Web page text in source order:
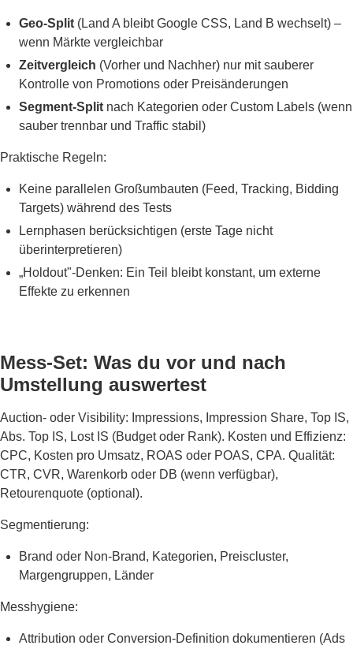
Geo-Split (Land A bleibt Google CSS, Land B wechselt) –
wenn Märkte vergleichbar
Zeitvergleich (Vorher und Nachher) nur mit sauberer
Kontrolle von Promotions oder Preisänderungen
Segment-Split nach Kategorien oder Custom Labels (wenn
sauber trennbar und Traffic stabil)
Praktische Regeln:
Keine parallelen Großumbauten (Feed, Tracking, Bidding
Targets) während des Tests
Lernphasen berücksichtigen (erste Tage nicht
überinterpretieren)
„Holdout"-Denken: Ein Teil bleibt konstant, um externe
Effekte zu erkennen
Mess-Set: Was du vor und nach
Umstellung auswertest
Auction- oder Visibility: Impressions, Impression Share, Top IS,
Abs. Top IS, Lost IS (Budget oder Rank). Kosten und Effizienz:
CPC, Kosten pro Umsatz, ROAS oder POAS, CPA. Qualität:
CTR, CVR, Warenkorb oder DB (wenn verfügbar),
Retourenquote (optional).
Segmentierung:
Brand oder Non-Brand, Kategorien, Preiscluster,
Margengruppen, Länder
Messhygiene:
Attribution oder Conversion-Definition dokumentieren (Ads